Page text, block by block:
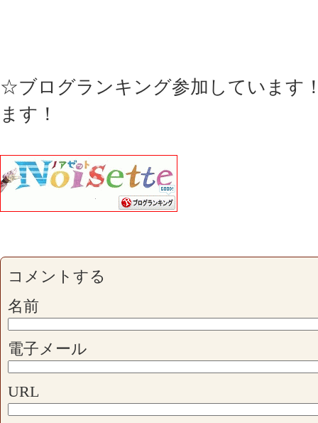
☆ブログランキング参加しています
ます！
コメントする
名前
電子メール
URL